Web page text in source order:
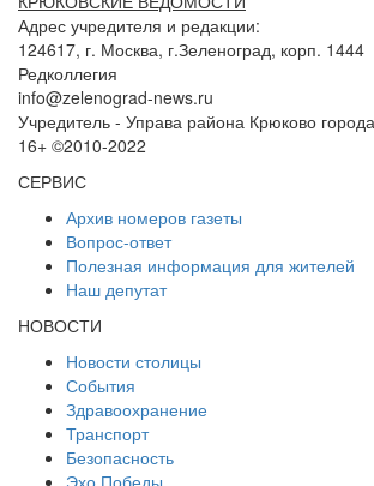
Адрес учредителя и редакции:
124617, г. Москва, г.Зеленоград, корп. 1444
Редколлегия
info@zelenograd-news.ru
Учредитель - Управа района Крюково
16+ ©2010-2022
СЕРВИС
Архив номеров газеты
Вопрос-ответ
Полезная информация для жителей
Наш депутат
НОВОСТИ
Новости столицы
События
Здравоохранение
Транспорт
Безопасность
Эхо Победы